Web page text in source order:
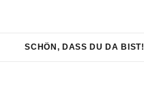
SCHÖN, DASS DU DA BIST!